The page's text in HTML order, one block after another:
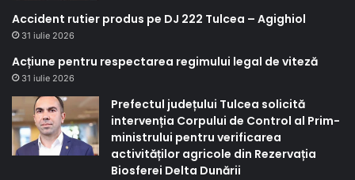
Accident rutier produs pe DJ 222 Tulcea – Agighiol
31 iulie 2026
Acțiune pentru respectarea regimului legal de viteză
31 iulie 2026
Prefectul județului Tulcea solicită
intervenția Corpului de Control al Prim-
ministrului pentru verificarea
activităților agricole din Rezervația
Biosferei Delta Dunării